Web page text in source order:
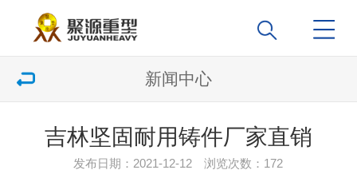
新闻中心
吉林坚固耐用铸件厂家直销
发布日期：2021-12-12 浏览次数： 172